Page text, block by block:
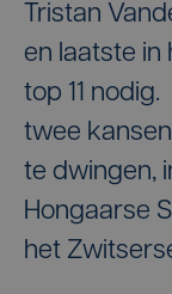
Tristan
en laatste in
top 11
twee
te dwingen,
Hongaarse
het